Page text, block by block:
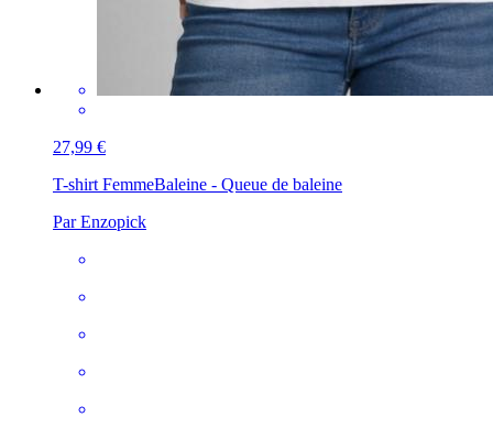
27,99 €
T-shirt FemmeBaleine - Queue de baleine
Par Enzopick